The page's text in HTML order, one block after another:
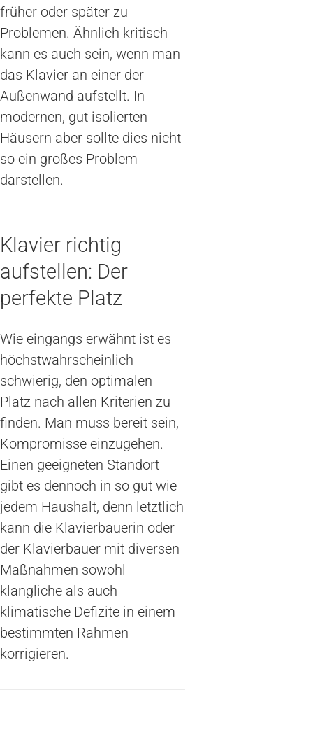
früher oder später zu
Problemen. Ähnlich kritisch
kann es auch sein, wenn man
das Klavier an einer der
Außenwand aufstellt. In
modernen, gut isolierten
Häusern aber sollte dies nicht
so ein großes Problem
darstellen.
Klavier richtig
aufstellen: Der
perfekte Platz
Wie eingangs erwähnt ist es
höchstwahrscheinlich
schwierig, den optimalen
Platz nach allen Kriterien zu
finden. Man muss bereit sein,
Kompromisse einzugehen.
Einen geeigneten Standort
gibt es dennoch in so gut wie
jedem Haushalt, denn letztlich
kann die Klavierbauerin oder
der Klavierbauer mit diversen
Maßnahmen sowohl
klangliche als auch
klimatische Defizite in einem
bestimmten Rahmen
korrigieren.